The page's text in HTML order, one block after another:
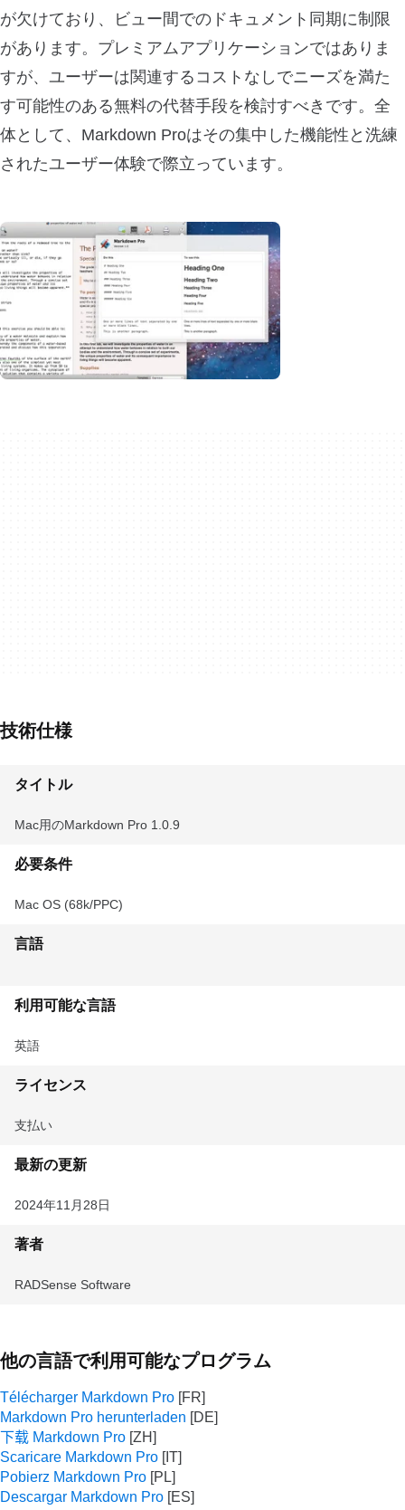
が欠けており、ビュー間でのドキュメント同期に制限
があります。プレミアムアプリケーションではありま
すが、ユーザーは関連するコストなしでニーズを満た
す可能性のある無料の代替手段を検討すべきです。全
体として、Markdown Proはその集中した機能性と洗練
されたユーザー体験で際立っています。
技術仕様
タイトル
Mac用のMarkdown Pro 1.0.9
必要条件
Mac OS (68k/PPC)
言語
利用可能な言語
英語
ライセンス
支払い
最新の更新
2024年11月28日
著者
RADSense Software
他の言語で利用可能なプログラム
Télécharger Markdown Pro
Markdown Pro herunterladen
下载 Markdown Pro
Scaricare Markdown Pro
Pobierz Markdown Pro
Descargar Markdown Pro